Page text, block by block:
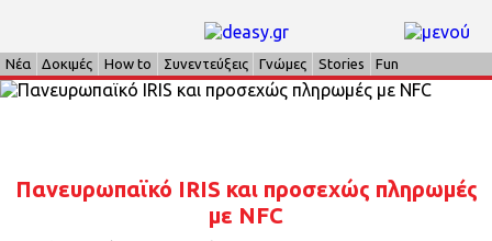
Νέα Δοκιμές How to Συνεντεύξεις Γνώμες Stories Fun
Πανευρωπαϊκό IRIS και προσεχώς πληρωμές
με NFC